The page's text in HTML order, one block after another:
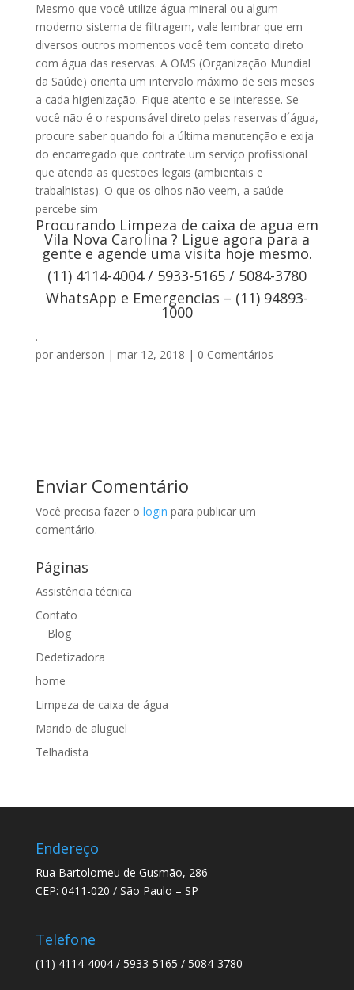
Mesmo que você utilize água mineral ou algum
moderno sistema de filtragem, vale lembrar que em
diversos outros momentos você tem contato direto
com água das reservas. A OMS (Organização Mundial
da Saúde) orienta um intervalo máximo de seis meses
a cada higienização. Fique atento e se interesse. Se
você não é o responsável direto pelas reservas d´água,
procure saber quando foi a última manutenção e exija
do encarregado que contrate um serviço profissional
que atenda as questões legais (ambientais e
trabalhistas). O que os olhos não veem, a saúde
percebe sim
Procurando Limpeza de caixa de agua em
Vila Nova Carolina ? Ligue agora para a
gente e agende uma visita hoje mesmo.
(11) 4114-4004 / 5933-5165 / 5084-3780
WhatsApp e Emergencias – (11) 94893-
1000
.
por anderson | mar 12, 2018 | 0 Comentários
Enviar Comentário
Você precisa fazer o login para publicar um
comentário.
Páginas
Assistência técnica
Contato
Blog
Dedetizadora
home
Limpeza de caixa de água
Marido de aluguel
Telhadista
Endereço
Rua Bartolomeu de Gusmão, 286
CEP: 0411-020 / São Paulo – SP
Telefone
(11) 4114-4004 / 5933-5165 / 5084-3780